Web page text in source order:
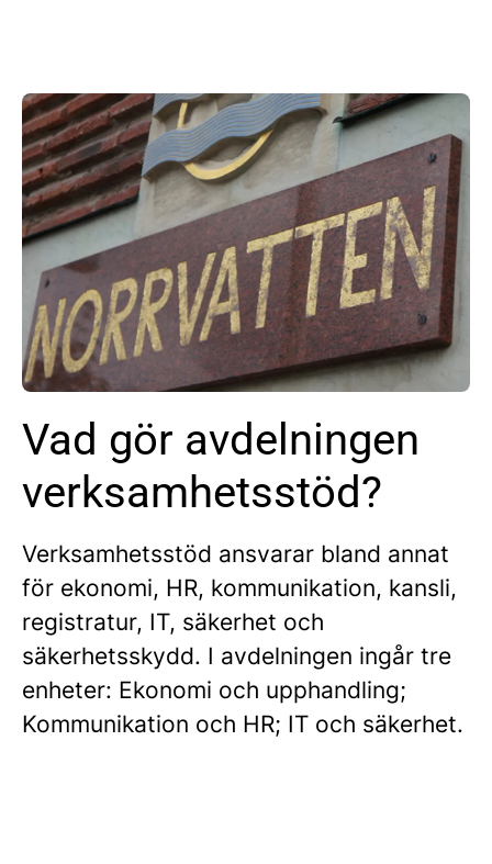
Vad gör avdelningen
verksamhetsstöd?
Verksamhetsstöd ansvarar bland annat
för ekonomi, HR, kommunikation, kansli,
registratur, IT, säkerhet och
säkerhetsskydd. I avdelningen ingår tre
enheter: Ekonomi och upphandling;
Kommunikation och HR; IT och säkerhet.